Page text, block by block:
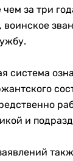
за три
воинское
система
и